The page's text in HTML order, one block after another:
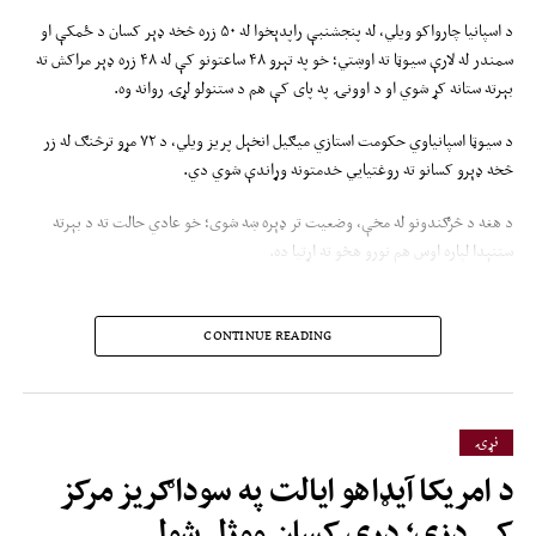
د اسپانیا چارواکو ویلي، له پنجشنبې راپدېخوا له ۵۰ زره څخه ډېر کسان د ځمکې او
سمندر له لارې سیوټا ته اوښتي؛ خو په تېرو ۴۸ ساعتونو کې له ۴۸ زره ډېر مراکش ته
بېرته ستانه کړ شوي او د اوونۍ په پای کې هم د ستنولو لړۍ روانه وه.
د سیوټا اسپانیاوي حکومت استازي میګیل انخېل پریز ویلي، د ۷۲ مړو ترڅنګ له زر
څخه ډېرو کسانو ته روغتیايي خدمتونه وړاندې شوي دي.
د هغه د څرګندونو له مخې، وضعیت تر ډېره ښه شوی؛ خو عادي حالت ته د بېرته
ستنېدا لپاره اوس هم نورو هڅو ته اړتیا ده.
راپور زیاتوي، یو شمېر کډوال د
سمندر په اوبو کې ډوب شوي او
ځینې نور د بندر له څپرمات او
سرحدي کټارو څخه د اوښتو پر مهال
تر پښو لاندې شوي دي. ویل کېږي،
چې اقتصادي ستونزو او په ټولنیزو
CONTINUE READING
نړۍ
د امریکا آیډاهو ایالت په سوداګریز مرکز